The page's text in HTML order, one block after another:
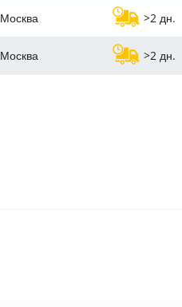
Москва >2 дн.
Москва >2 дн.